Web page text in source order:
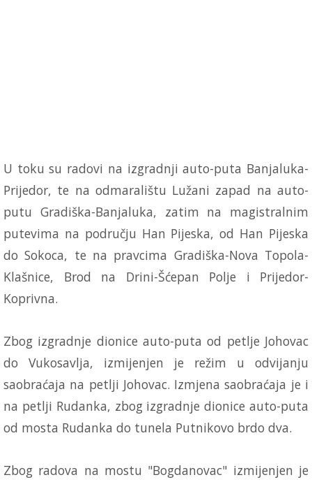
U toku su radovi na izgradnji auto-puta Banjaluka-
Prijedor, te na odmaralištu Lužani zapad na auto-
putu Gradiška-Banjaluka, zatim na magistralnim
putevima na području Han Pijeska, od Han Pijeska
do Sokoca, te na pravcima Gradiška-Nova Topola-
Klašnice, Brod na Drini-Šćepan Polje i Prijedor-
Koprivna.
Zbog izgradnje dionice auto-puta od petlje Johovac
do Vukosavlja, izmijenjen je režim u odvijanju
saobraćaja na petlji Johovac. Izmjena saobraćaja je i
na petlji Rudanka, zbog izgradnje dionice auto-puta
od mosta Rudanka do tunela Putnikovo brdo dva.
Zbog radova na mostu "Bogdanovac" izmijenjen je